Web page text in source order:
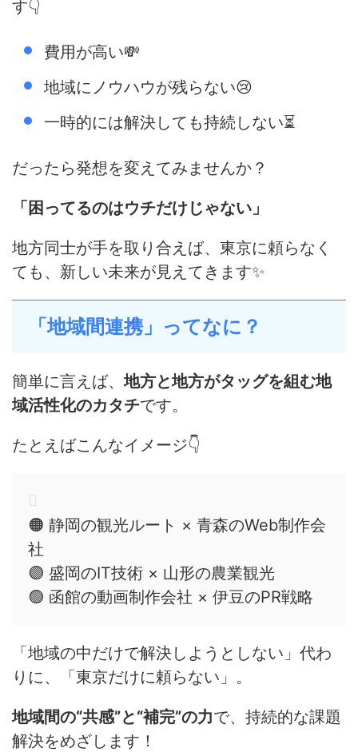
す👇
費用が高い💸
地域にノウハウが残らない😢
一時的には解決しても持続しない⏳
だったら発想を変えてみませんか？
「困ってるのはウチだけじゃない」
地方同士が手を取り合えば、東京に頼らなく
ても、新しい未来が見えてきます✨
「地域間連携」ってなに？
簡単に言えば、地方と地方がタッグを組む地
域活性化のカタチです。
たとえばこんなイメージ👇
🟠 静岡の観光ルート × 青森のWeb制作会
社
🟣 盛岡のIT技術 × 山形の農業観光
🟢 函館の動画制作会社 × 伊豆のPR戦略
「地域の中だけで解決しようとしない」代わ
りに、「東京だけに頼らない」。
地域間の“共感”と“補完”の力で、持続的な課題
解決をめざします！